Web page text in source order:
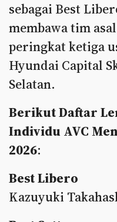
sebagai Best
membawa tim
peringkat ketiga
Hyundai Capital
Selatan.
Berikut Daftar
Individu AVC
2026:
Best Libero
Kazuyuki